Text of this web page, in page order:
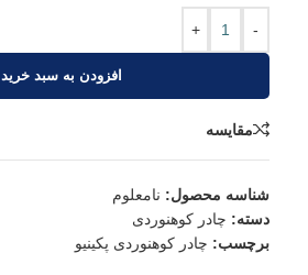
-
+
افزودن به سبد خرید
مقایسه
شناسه محصول: نامعلوم
دسته: چادر کوهنوردی
برچسب: چادر کوهنوردی پکینیو